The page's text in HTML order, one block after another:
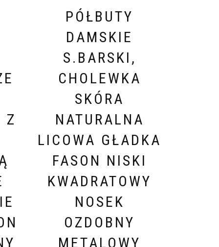
Z
PÓŁBUTY
DAMSKIE
S.BARSKI,
CHOLEWKA
SKÓRA
NATURALNA
LICOWA GŁADKA
FASON NISKI
KWADRATOWY
NOSEK
OZDOBNY
METALOWY